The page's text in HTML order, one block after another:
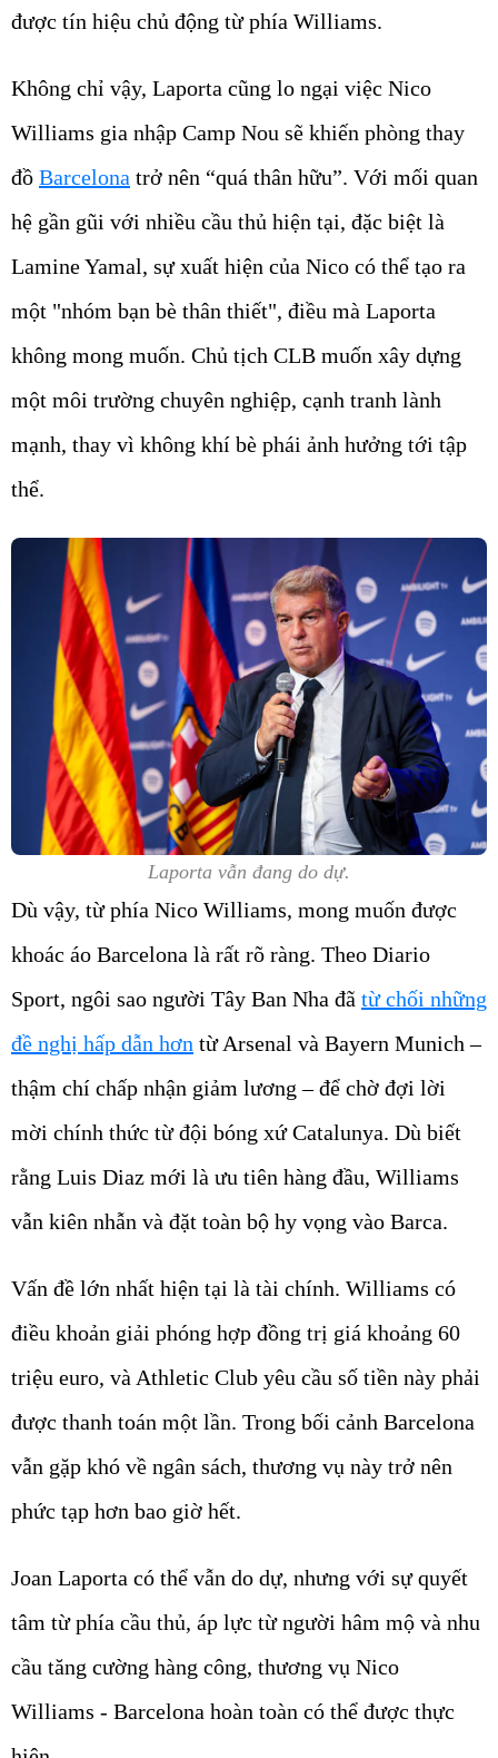
được tín hiệu chủ động từ phía Williams.
Không chỉ vậy, Laporta cũng lo ngại việc Nico
Williams gia nhập Camp Nou sẽ khiến phòng thay
đồ Barcelona trở nên “quá thân hữu”. Với mối quan
hệ gần gũi với nhiều cầu thủ hiện tại, đặc biệt là
Lamine Yamal, sự xuất hiện của Nico có thể tạo ra
một "nhóm bạn bè thân thiết", điều mà Laporta
không mong muốn. Chủ tịch CLB muốn xây dựng
một môi trường chuyên nghiệp, cạnh tranh lành
mạnh, thay vì không khí bè phái ảnh hưởng tới tập
thể.
Laporta vẫn đang do dự.
Dù vậy, từ phía Nico Williams, mong muốn được
khoác áo Barcelona là rất rõ ràng. Theo Diario
Sport, ngôi sao người Tây Ban Nha đã từ chối những
đề nghị hấp dẫn hơn từ Arsenal và Bayern Munich –
thậm chí chấp nhận giảm lương – để chờ đợi lời
mời chính thức từ đội bóng xứ Catalunya. Dù biết
rằng Luis Diaz mới là ưu tiên hàng đầu, Williams
vẫn kiên nhẫn và đặt toàn bộ hy vọng vào Barca.
Vấn đề lớn nhất hiện tại là tài chính. Williams có
điều khoản giải phóng hợp đồng trị giá khoảng 60
triệu euro, và Athletic Club yêu cầu số tiền này phải
được thanh toán một lần. Trong bối cảnh Barcelona
vẫn gặp khó về ngân sách, thương vụ này trở nên
phức tạp hơn bao giờ hết.
Joan Laporta có thể vẫn do dự, nhưng với sự quyết
tâm từ phía cầu thủ, áp lực từ người hâm mộ và nhu
cầu tăng cường hàng công, thương vụ Nico
Williams - Barcelona hoàn toàn có thể được thực